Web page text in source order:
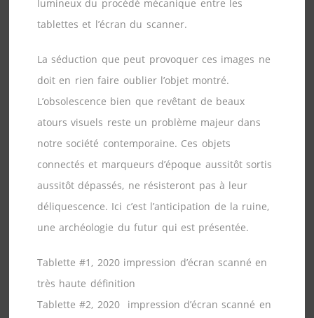
lumineux du procédé mécanique entre les
tablettes et l’écran du scanner.
La séduction que peut provoquer ces images ne
doit en rien faire oublier l’objet montré.
L’obsolescence bien que revêtant de beaux
atours visuels reste un problème majeur dans
notre société contemporaine. Ces objets
connectés et marqueurs d’époque aussitôt sortis
aussitôt dépassés, ne résisteront pas à leur
déliquescence. Ici c’est l’anticipation de la ruine,
une archéologie du futur qui est présentée.
Tablette #1, 2020 impression d’écran scanné en
très haute définition
Tablette #2, 2020 impression d’écran scanné en